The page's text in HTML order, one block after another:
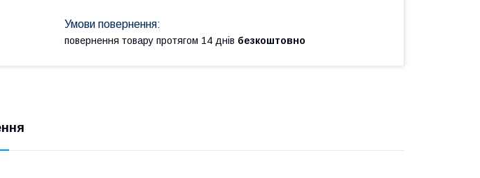
повернення товару протягом 14 днів безкоштовно